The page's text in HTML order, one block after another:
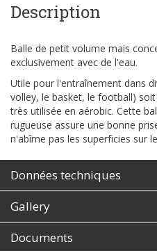
Description
Balle de petit volume mais
exclusivement avec de l'eau.
Utile pour l'entraînement dans
volley, le basket, le football)
très utilisée en aérobic. Cette
rugueuse assure une bonne
n'abîme pas les superficies sur
Données techniques
Gallery
Documents